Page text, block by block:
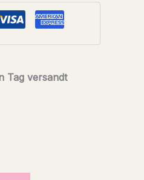
Tag versandt